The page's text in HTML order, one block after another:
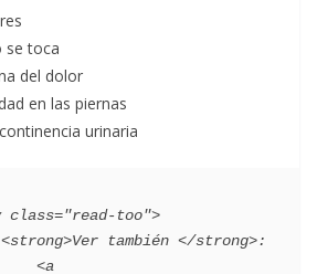
se toca
del dolor
en las piernas
urinaria